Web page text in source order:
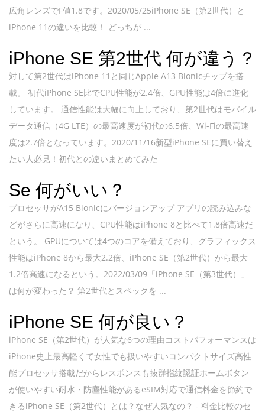
広角レンズでF値1.8です。2020/05/25iPhone SE（第2世代）と
iPhone 11の違いを比較！ どっちが ...
iPhone SE 第2世代 何が違う？
対して第2世代はiPhone 11と同じApple A13 Bionicチップを搭
載。 初代iPhone SE比でCPU性能が2.4倍、GPU性能は4倍に進化
しています。 通信性能は大幅に向上しており、第2世代はモバイル
データ通信（4G LTE）の最高速度が初代の6.5倍、Wi-Fiの最高速
度は2.7倍となっています。2020/11/16新型iPhone SEに買い替え
たい人必見！初代との違いまとめてみた
Se 何がいい？
プロセッサがA15 Bionicにバージョンアップ アプリの読み込みな
どがさらに高速になり、CPU性能はiPhone 8と比べて1.8倍高速だ
という。 GPUについては4つのコアを備えており、グラフィックス
性能はiPhone 8から最大2.2倍、iPhone SE（第2世代）から最大
1.2倍高速になるという。2022/03/09「iPhone SE（第3世代）」
は何が変わった？ 第2世代とスペックを ...
iPhone SE 何が良い？
iPhone SE（第2世代）が人気な6つの理由コストパフォーマンスは
iPhone史上最高軽くて女性でも扱いやすいコンパクトサイズ高性
能プロセッサ搭載だからレスポンスも抜群指紋認証ホームボタン
が使いやすい耐水・防塵性能があるeSIM対応で通信料金を節約で
きるiPhone SE（第2世代）とは？なぜ人気なの？ - 料金比較のセ